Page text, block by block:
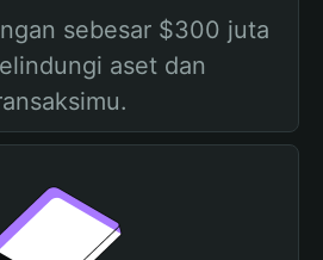
sebesar $300 juta
aset dan